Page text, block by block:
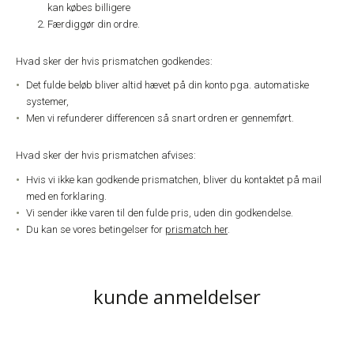
kan købes billigere
Færdiggør din ordre.
Hvad sker der hvis prismatchen godkendes:
Det fulde beløb bliver altid hævet på din konto pga. automatiske
systemer,
Men vi refunderer differencen så snart ordren er gennemført.
Hvad sker der hvis prismatchen afvises:
Hvis vi ikke kan godkende prismatchen, bliver du kontaktet på mail
med en forklaring.
Vi sender ikke varen til den fulde pris, uden din godkendelse.
Du kan se vores betingelser for prismatch her.
kunde anmeldelser